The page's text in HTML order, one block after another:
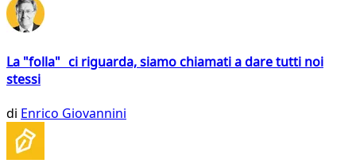
La "folla" ci riguarda, siamo chiamati a dare tutti noi
stessi
di Enrico Giovannini